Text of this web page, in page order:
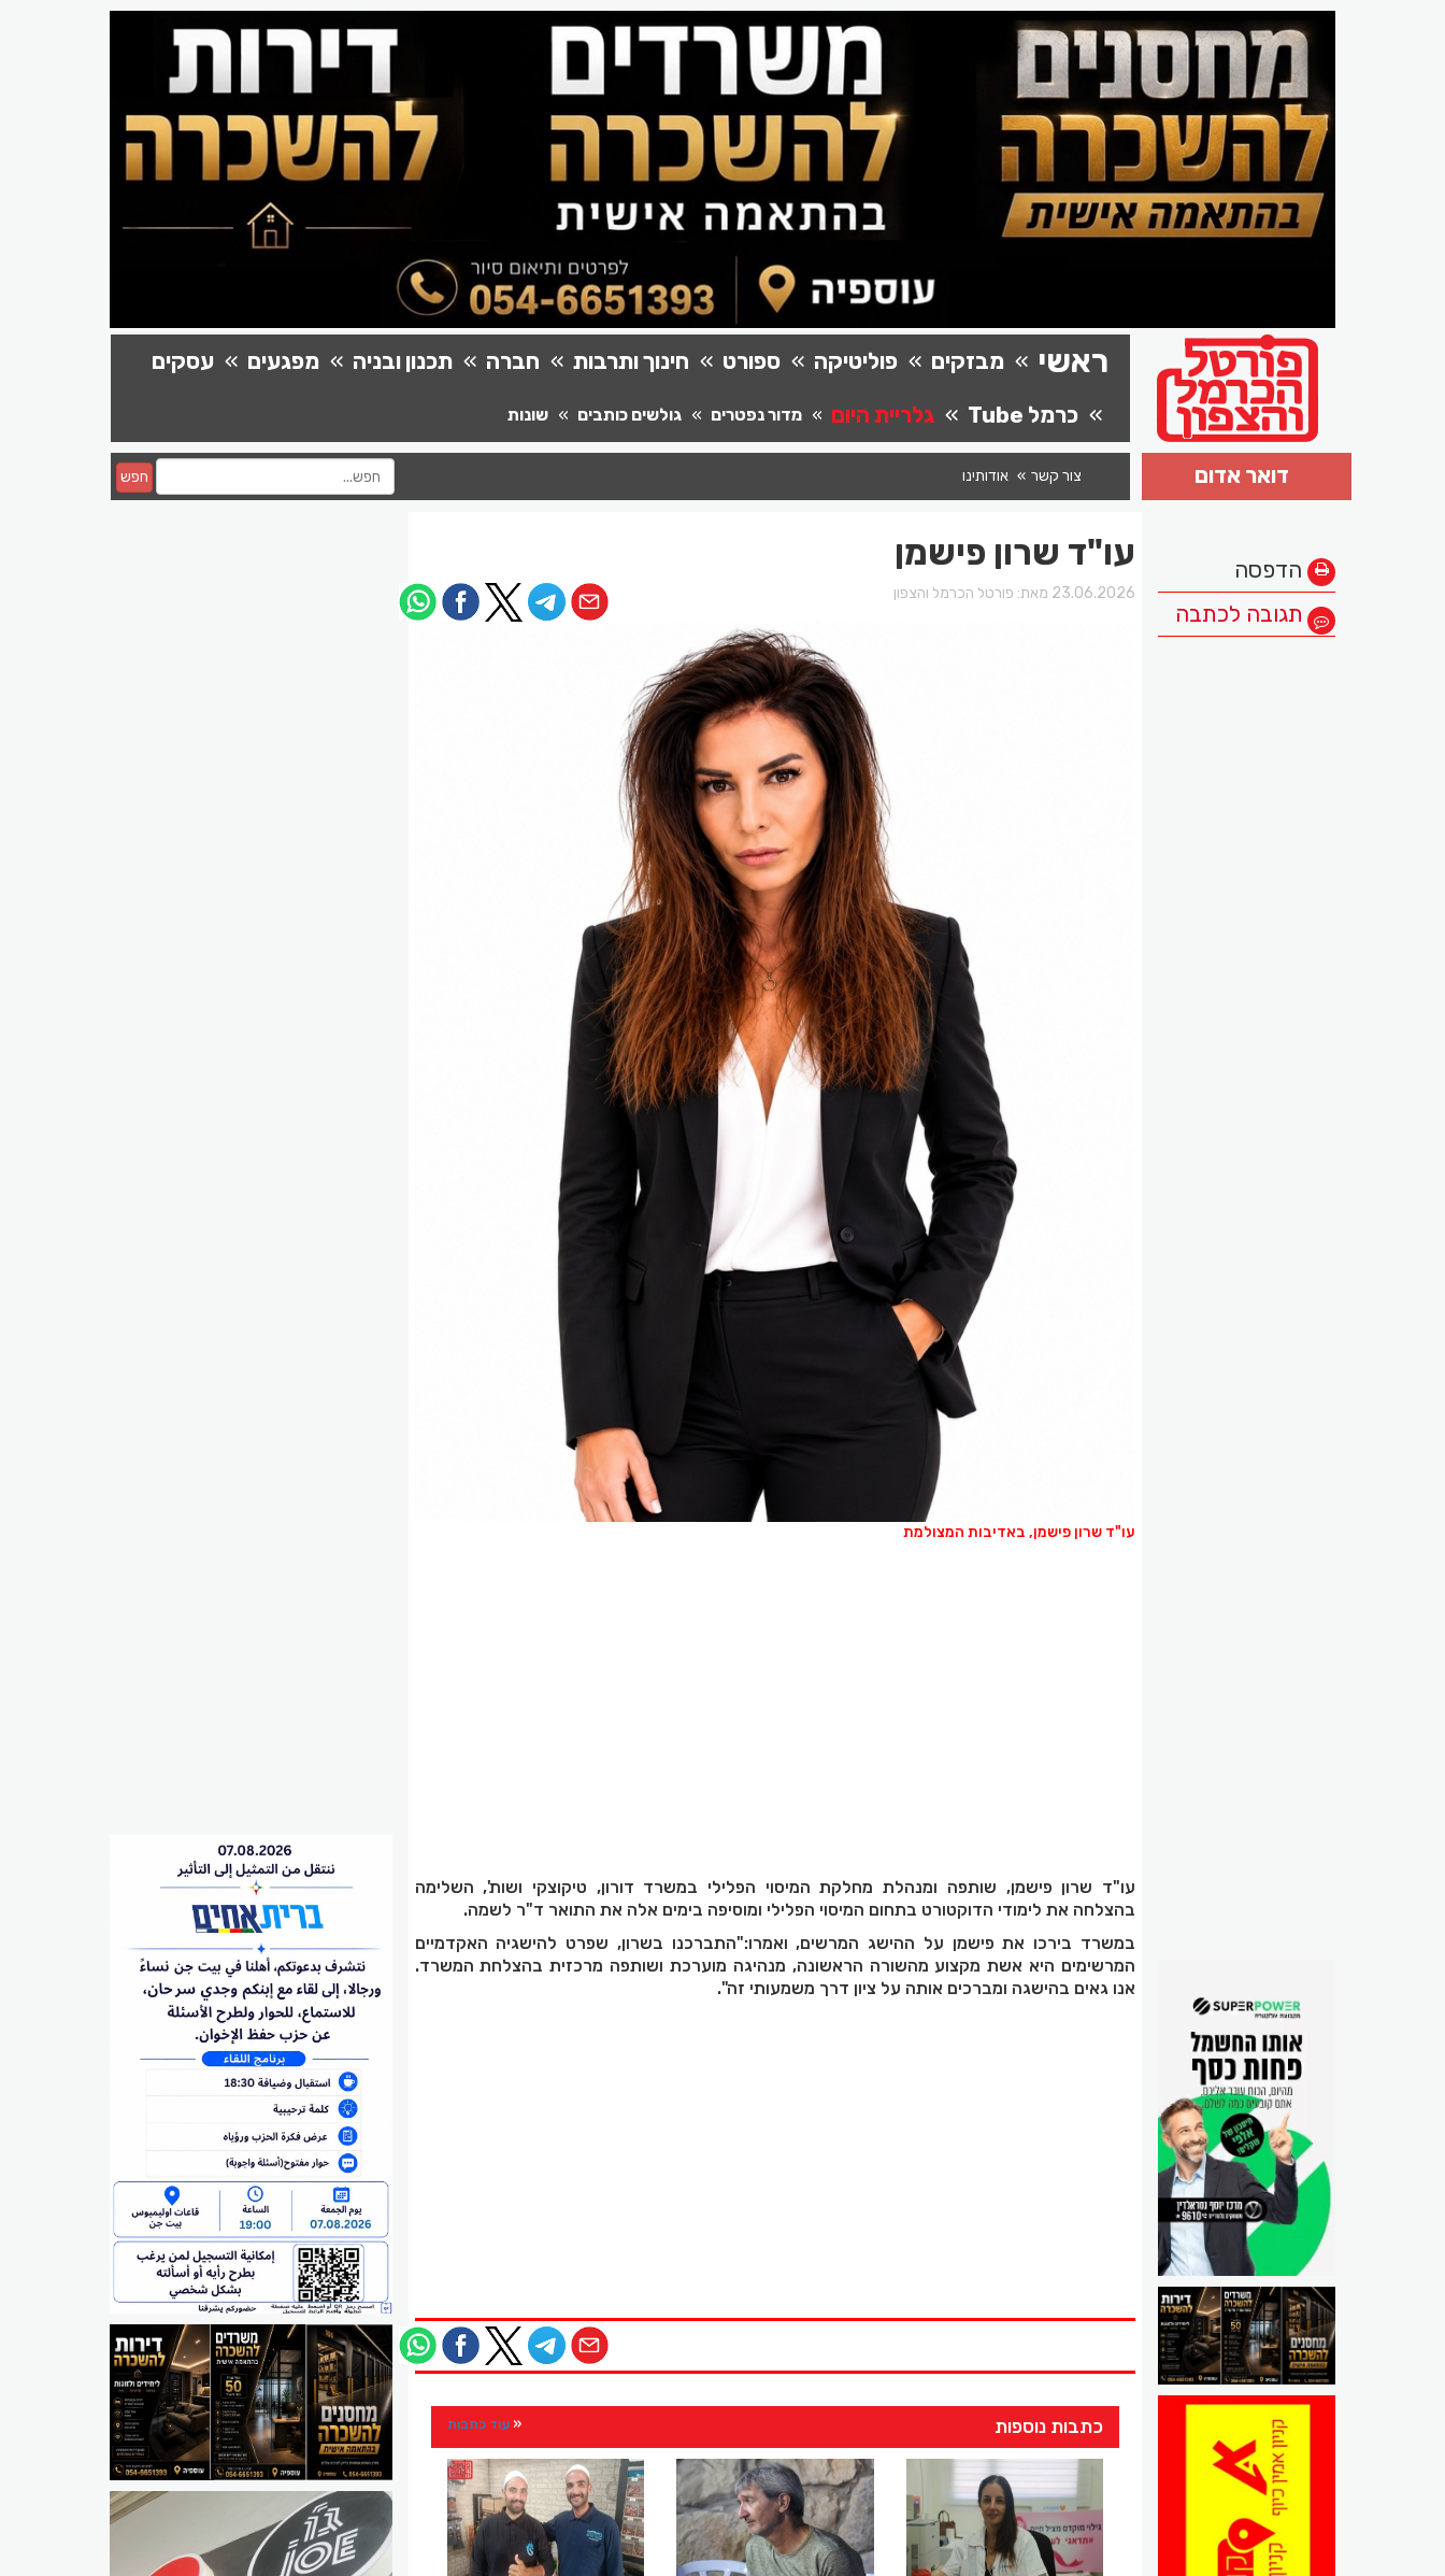
ראשי מבזקים פוליטיקה ספורט חינוך ותרבות חברה תכנון ובניה מפגעים
עסקים
כרמל Tube
גלריית היום מדור נפטרים גולשים כותבים שונות
צור קשר אודותינו חפש דואר אדום
הדפסה
תגובה לכתבה
עו"ד שרון פישמן
23.06.2026 מאת: פורטל הכרמל והצפון
עו"ד שרון פישמן, באדיבות המצולמת
עו"ד שרון פישמן, שותפה ומנהלת מחלקת המיסוי הפלילי במשרד דורון, טיקוצקי ושות', השלימה
בהצלחה את לימודי הדוקטורט בתחום המיסוי הפלילי ומוסיפה בימים אלה את התואר ד"ר לשמה.
במשרד בירכו את פישמן על ההישג המרשים, ואמרו:"התברכנו בשרון, שפרט להישגיה האקדמיים
המרשימים היא אשת מקצוע מהשורה הראשונה, מנהיגה מוערכת ושותפה מרכזית בהצלחת המשרד.
אנו גאים בהישגה ומברכים אותה על ציון דרך משמעותי זה".
כתבות נוספות עוד כתבות